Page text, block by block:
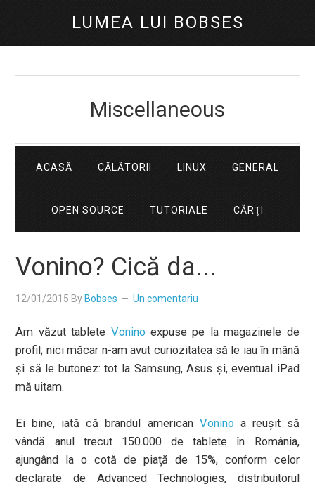
LUMEA LUI BOBSES
Miscellaneous
ACASĂ CĂLĂTORII LINUX GENERAL
OPEN SOURCE TUTORIALE CĂRŢI
Vonino? Cică da...
12/01/2015 By Bobses Un comentariu
Am văzut tablete Voninoexpuse pe la magazinele de
profil; nici măcar n-am avut curiozitatea să le iau în mână
şi să le butonez: tot la Samsung, Asus şi, eventual iPad
mă uitam.
Ei bine, iată că brandul american Voninoa reuşit să
vândă anul trecut 150.000 de tablete în România,
ajungând la o cotă de piaţă de 15%, conform celor
declarate de Advanced Technologies, distribuitorul